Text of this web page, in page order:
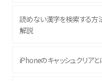
読めない漢字を検索する方
解説
iPhoneのキャッシュクリア